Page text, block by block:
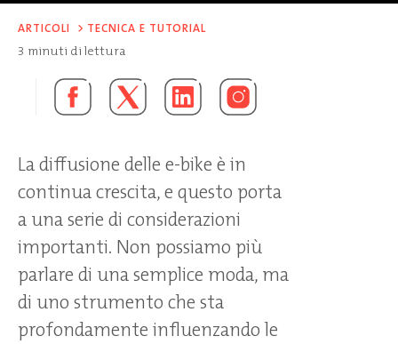
ARTICOLI > TECNICA E TUTORIAL
3 minuti di lettura
La diffusione delle e-bike è in
continua crescita, e questo porta
a una serie di considerazioni
importanti. Non possiamo più
parlare di una semplice moda, ma
di uno strumento che sta
profondamente influenzando le